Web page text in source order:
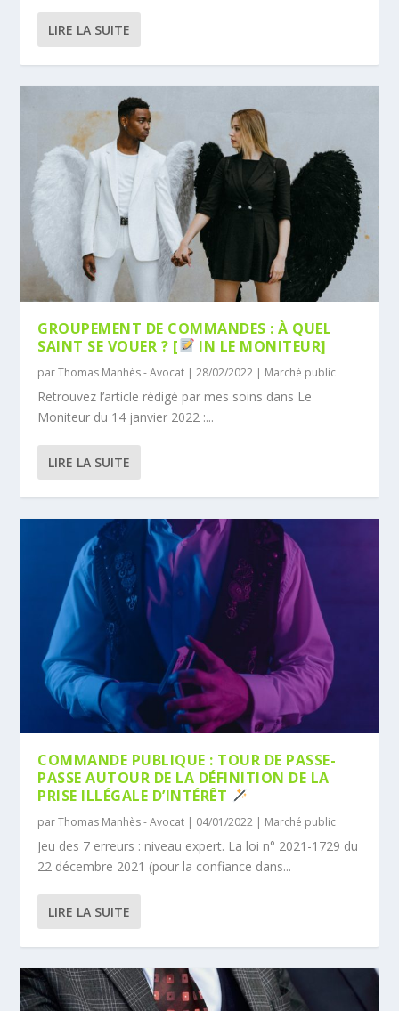
LIRE LA SUITE
GROUPEMENT DE COMMANDES : À QUEL
SAINT SE VOUER ? [
IN LE MONITEUR]
parThomas Manhès - Avocat |28/02/2022 | Marché public
Retrouvez l’article rédigé par mes soins dans Le
Moniteur du 14 janvier 2022 :...
LIRE LA SUITE
COMMANDE PUBLIQUE : TOUR DE PASSE-
PASSE AUTOUR DE LA DÉFINITION DE LA
PRISE ILLÉGALE D’INTÉRÊT
parThomas Manhès - Avocat | 04/01/2022 | Marché public
Jeu des 7 erreurs : niveau expert. La loi n° 2021-1729 du
22 décembre 2021 (pour la confiance dans...
LIRE LA SUITE